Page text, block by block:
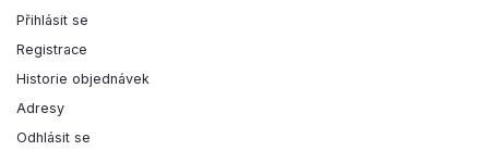
Přihlásit se
Registrace
Historie objednávek
Adresy
Odhlásit se